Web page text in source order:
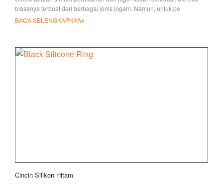
biasanya terbuat dari berbagai jenis logam. Namun, untuk pe
BACA SELENGKAPNYA
Cincin Silikon Hitam